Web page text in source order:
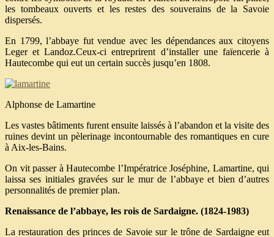
les tombeaux ouverts et les restes des souverains de la Savoie
dispersés.
En 1799, l’abbaye fut vendue avec les dépendances aux citoyens
Leger et Landoz.Ceux-ci entreprirent d’installer une faïencerie à
Hautecombe qui eut un certain succès jusqu’en 1808.
Alphonse de Lamartine
Les vastes bâtiments furent ensuite laissés à l’abandon et la visite des
ruines devint un pèlerinage incontournable des romantiques en cure
à Aix-les-Bains.
On vit passer à Hautecombe l’Impératrice Joséphine, Lamartine, qui
laissa ses initiales gravées sur le mur de l’abbaye et bien d’autres
personnalités de premier plan.
Renaissance de l’abbaye, les rois de Sardaigne. (1824-1983)
La restauration des princes de Savoie sur le trône de Sardaigne eut